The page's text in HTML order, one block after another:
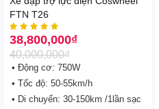
FTN T26
    
40,000,000₫
38,800,000₫
• Động cơ: 750W
• Tốc độ: 50-55km/h
• Di chuyển: 30-150km /1lần sạc